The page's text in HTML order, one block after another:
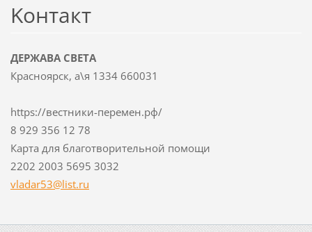
Koнтакт
ДЕРЖАВА СВЕТА
Красноярск, а\я 1334 660031
https://вестники-перемен.рф/
8 929 356 12 78
Карта для благотворительной помощи
2202 2003 5695 3032
vladar53@list.ru